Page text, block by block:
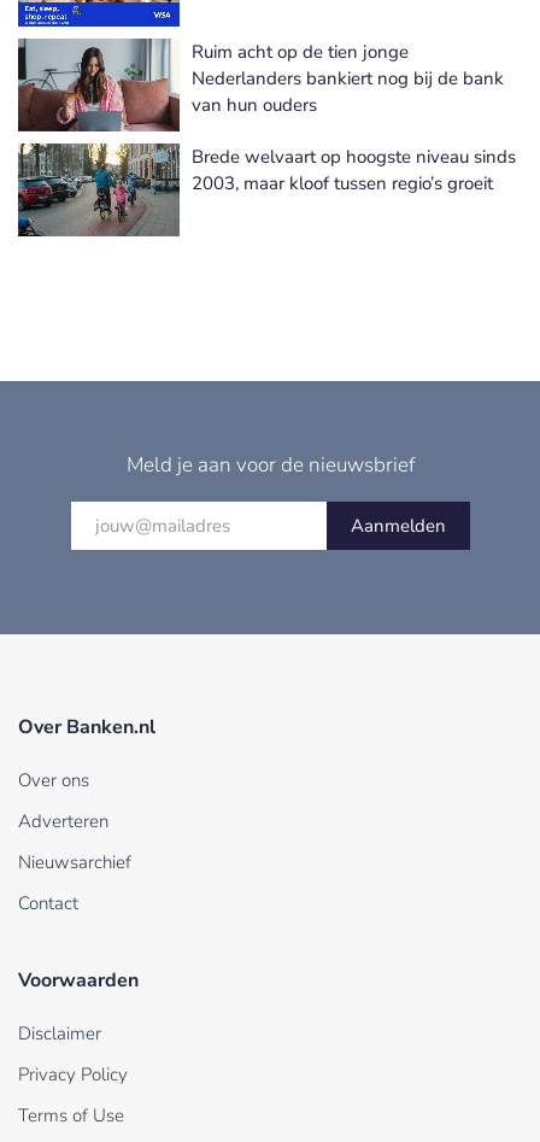
Ruim acht op de tien jonge
Nederlanders bankiert nog bij de bank
van hun ouders
Brede welvaart op hoogste niveau sinds
2003, maar kloof tussen regio’s groeit
Meld je aan voor de nieuwsbrief
Aanmelden
Over Banken.nl
Over ons
Adverteren
Nieuwsarchief
Contact
Voorwaarden
Disclaimer
Privacy Policy
Terms of Use